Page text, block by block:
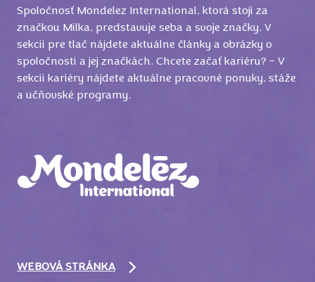
Spoločnosť Mondelez International, ktorá stojí za
značkou Milka, predstavuje seba a svoje značky. V
sekcii pre tlač nájdete aktuálne články a obrázky o
spoločnosti a jej značkách. Chcete začať kariéru? – V
sekcii kariéry nájdete aktuálne pracovné ponuky, stáže
a učňovské programy.
WEBOVÁ STRÁNKA